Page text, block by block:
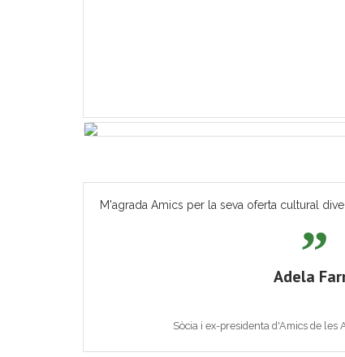
M'agrada Amics per la seva oferta cultural
Adela
Sòcia i ex-presidenta d'Amics de les